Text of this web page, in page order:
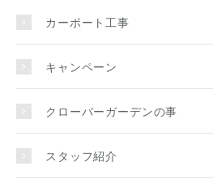
カーポート工事
キャンペーン
クローバーガーデンの事
スタッフ紹介